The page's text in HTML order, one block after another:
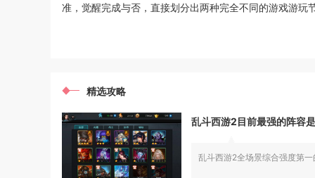
准，觉醒完成与否，直接划分出两种完全不同的游戏游玩
精选攻略
乱斗西游2目前最强的阵容
乱斗西游2全场景综合强度第